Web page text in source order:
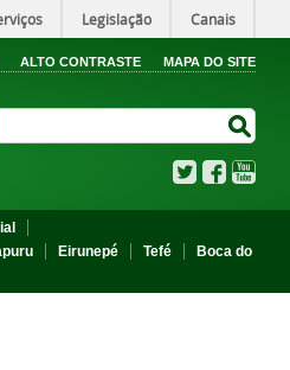
Legislação Canais
ALTO CONTRASTE MAPA DO SITE
TwitterFacebook
Eirunepé Tefé
Boca do